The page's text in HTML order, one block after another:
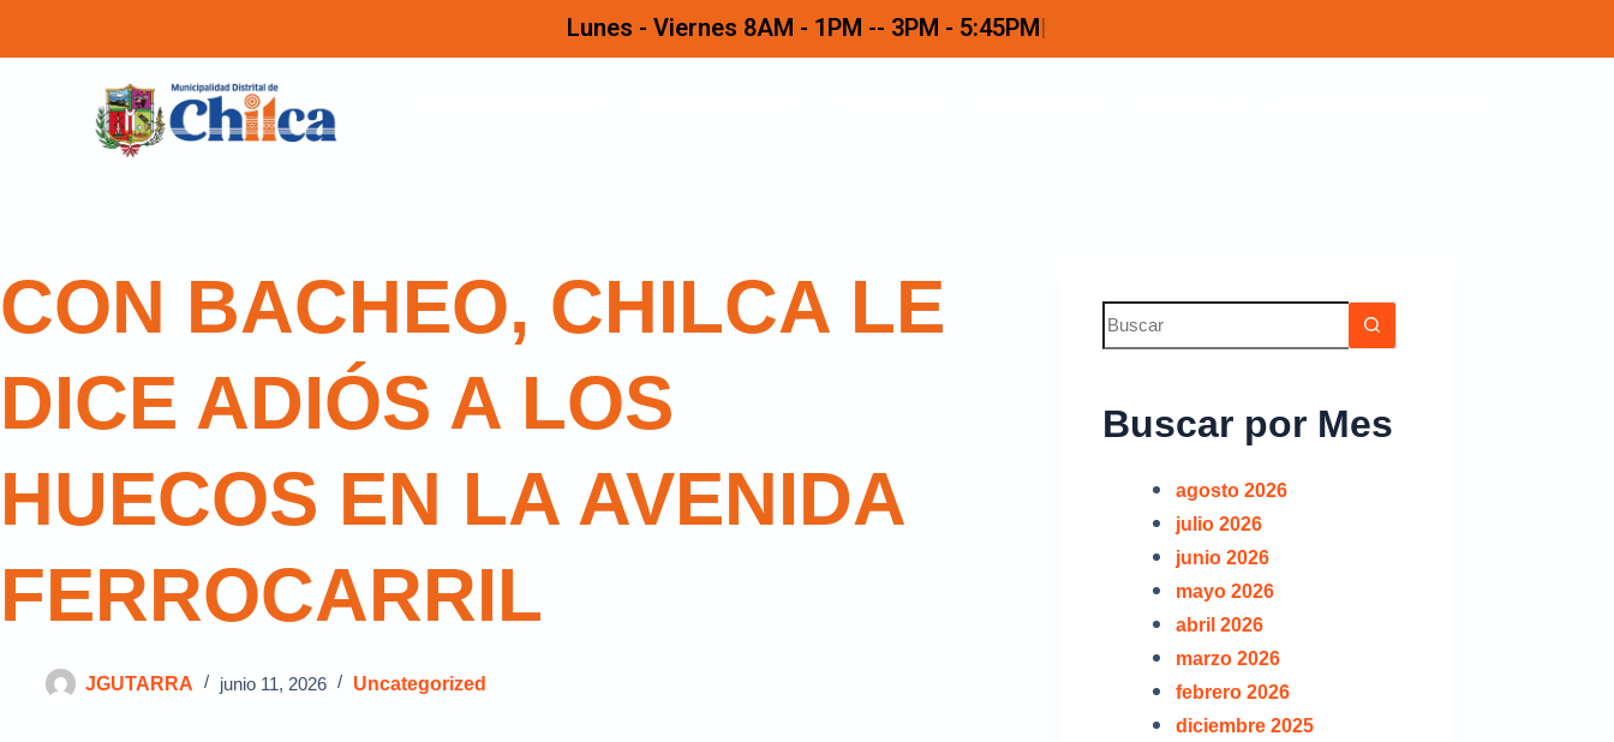
Lunes - Viernes 8AM - 1PM -- 3PM - 5:45PM
CON BACHEO, CHILCA LE
DICE ADIÓS A LOS
HUECOS EN LA AVENIDA
FERROCARRIL
JGUTARRA junio 11, 2026 Uncategorized
Buscar por Mes
agosto 2026
julio 2026
junio 2026
mayo 2026
abril 2026
marzo 2026
febrero 2026
diciembre 2025